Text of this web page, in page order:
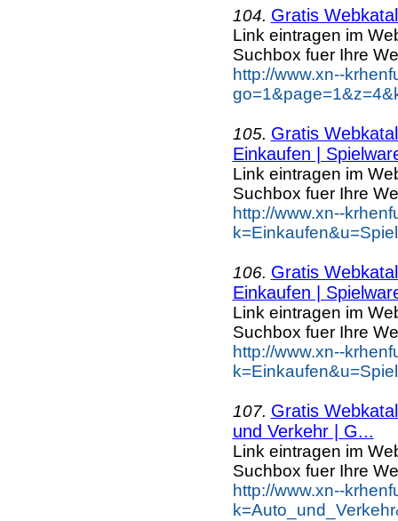
104. Gratis
Link eintragen im
Suchbox fuer Ihre
http://www.xn--
105. Gratis
Einkaufen |
Link eintragen im
Suchbox fuer Ihre
http://www.xn--
106. Gratis
Einkaufen |
Link eintragen im
Suchbox fuer Ihre
http://www.xn--
107. Gratis
und Verkehr | G...
Link eintragen im
Suchbox fuer Ihre
http://www.xn--